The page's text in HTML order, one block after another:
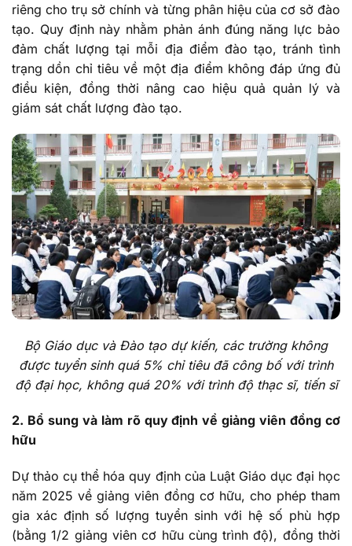
riêng cho trụ sở chính và từng phân hiệu của cơ sở đào
tạo. Quy định này nhằm phản ánh đúng năng lực bảo
đảm chất lượng tại mỗi địa điểm đào tạo, tránh tình
trạng dồn chỉ tiêu về một địa điểm không đáp ứng đủ
điều kiện, đồng thời nâng cao hiệu quả quản lý và
giám sát chất lượng đào tạo.
Bộ Giáo dục và Đào tạo dự kiến, các trường không
được tuyển sinh quá 5% chỉ tiêu đã công bố với trình
độ đại học, không quá 20% với trình độ thạc sĩ, tiến sĩ
2. Bổ sung và làm rõ quy định về giảng viên đồng cơ
hữu
Dự thảo cụ thể hóa quy định của Luật Giáo dục đại học
năm 2025 về giảng viên đồng cơ hữu, cho phép tham
gia xác định số lượng tuyển sinh với hệ số phù hợp
(bằng 1/2 giảng viên cơ hữu cùng trình độ), đồng thời